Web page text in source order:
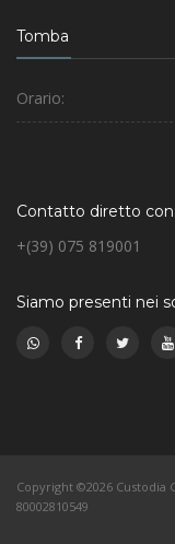
Tomba
Orario:
Contatto diretto con:
+(39) 075 819001
Siamo presenti nei
Copyright ©2026 Custodia
80002810549